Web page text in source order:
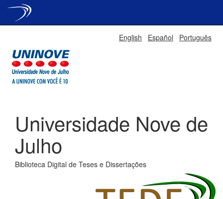
English Español Português
Universidade Nove de
Julho
Biblioteca Digital de Teses e Dissertações